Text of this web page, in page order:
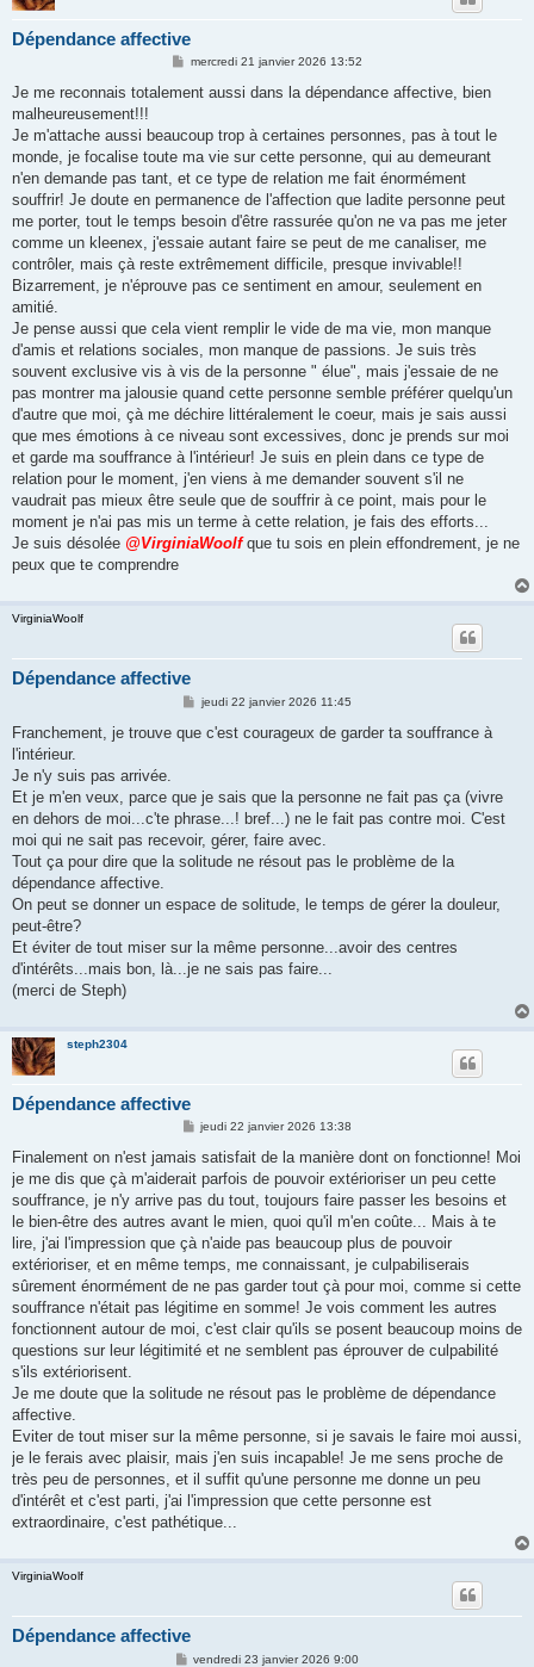
Dépendance affective
M
s
g
mercredi 21 janvier 2026 13:52
Je me reconnais totalement aussi dans la dépendance affective, bien
malheureusement!!!
Je m'attache aussi beaucoup trop à certaines personnes, pas à tout le
monde, je focalise toute ma vie sur cette personne, qui au demeurant
n'en demande pas tant, et ce type de relation me fait énormément
souffrir! Je doute en permanence de l'affection que ladite personne peut
me porter, tout le temps besoin d'être rassurée qu'on ne va pas me jeter
comme un kleenex, j'essaie autant faire se peut de me canaliser, me
contrôler, mais çà reste extrêmement difficile, presque invivable!!
Bizarrement, je n'éprouve pas ce sentiment en amour, seulement en
amitié.
Je pense aussi que cela vient remplir le vide de ma vie, mon manque
d'amis et relations sociales, mon manque de passions. Je suis très
souvent exclusive vis à vis de la personne " élue", mais j'essaie de ne
pas montrer ma jalousie quand cette personne semble préférer quelqu'un
d'autre que moi, çà me déchire littéralement le coeur, mais je sais aussi
que mes émotions à ce niveau sont excessives, donc je prends sur moi
et garde ma souffrance à l'intérieur! Je suis en plein dans ce type de
relation pour le moment, j'en viens à me demander souvent s'il ne
vaudrait pas mieux être seule que de souffrir à ce point, mais pour le
moment je n'ai pas mis un terme à cette relation, je fais des efforts...
Je suis désolée @VirginiaWoolfque tu sois en plein effondrement, je ne
peux que te comprendre
VirginiaWoolf
Dépendance affective
M
s
jeudi 22 janvier 2026 11:45
Franchement, je trouve que c'est courageux de garder ta souffrance à
l'intérieur.
Je n'y suis pas arrivée.
Et je m'en veux, parce que je sais que la personne ne fait pas ça (vivre
en dehors de moi...c'te phrase...! bref...) ne le fait pas contre moi. C'est
moi qui ne sait pas recevoir, gérer, faire avec.
Tout ça pour dire que la solitude ne résout pas le problème de la
dépendance affective.
On peut se donner un espace de solitude, le temps de gérer la douleur,
peut-être?
Et éviter de tout miser sur la même personne...avoir des centres
d'intérêts...mais bon, là...je ne sais pas faire...
(merci de Steph)
steph2304
Dépendance affective
M
s
a
g
jeudi 22 janvier 2026 13:38
Finalement on n'est jamais satisfait de la manière dont on fonctionne! Moi
je me dis que çà m'aiderait parfois de pouvoir extérioriser un peu cette
souffrance, je n'y arrive pas du tout, toujours faire passer les besoins et
le bien-être des autres avant le mien, quoi qu'il m'en coûte... Mais à te
lire, j'ai l'impression que çà n'aide pas beaucoup plus de pouvoir
extérioriser, et en même temps, me connaissant, je culpabiliserais
sûrement énormément de ne pas garder tout çà pour moi, comme si cette
souffrance n'était pas légitime en somme! Je vois comment les autres
fonctionnent autour de moi, c'est clair qu'ils se posent beaucoup moins de
questions sur leur légitimité et ne semblent pas éprouver de culpabilité
s'ils extériorisent.
Je me doute que la solitude ne résout pas le problème de dépendance
affective.
Eviter de tout miser sur la même personne, si je savais le faire moi aussi,
je le ferais avec plaisir, mais j'en suis incapable! Je me sens proche de
très peu de personnes, et il suffit qu'une personne me donne un peu
d'intérêt et c'est parti, j'ai l'impression que cette personne est
extraordinaire, c'est pathétique...
VirginiaWoolf
Dépendance affective
Mvendredi 23 janvier 2026 9:00